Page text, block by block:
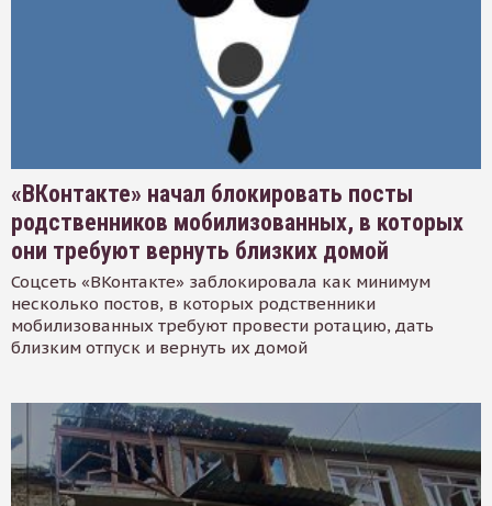
«ВКонтакте» начал блокировать посты
родственников мобилизованных, в которых
они требуют вернуть близких домой
Соцсеть «ВКонтакте» заблокировала как минимум
несколько постов, в которых родственники
мобилизованных требуют провести ротацию, дать
близким отпуск и вернуть их домой